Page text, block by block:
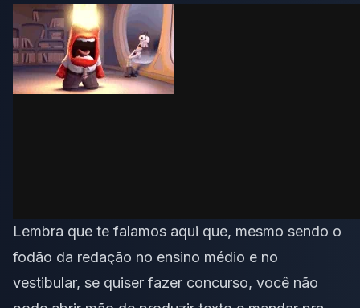
Lembra que te falamos aqui que, mesmo sendo o
fodão da redação no ensino médio e no
vestibular, se quiser fazer concurso, você não